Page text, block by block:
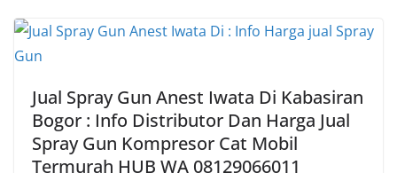
Jual Spray Gun Anest Iwata Di Kabasiran
Bogor : Info Distributor Dan Harga Jual
Spray Gun Kompresor Cat Mobil
Termurah HUB WA 08129066011